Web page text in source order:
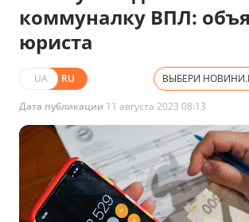
коммуналку ВПЛ:
юриста
UA RU ВЫБЕРИ
Дата публикации 11 августа 2023 08:13